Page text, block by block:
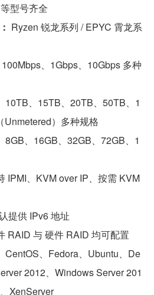
型号齐全
Ryzen 锐龙系列 / EPYC 霄龙系
100Mbps、1Gbps、10Gbps 多种
10TB、15TB、20TB、50TB、1
Unmetered）多种规格
8GB、16GB、32GB、72GB、1
IPMI、KVM over IP、按需 KVM
提供 IPv6 地址
RAID 与 硬件 RAID 均可配置
CentOS、Fedora、Ubuntu、De
2012、Windows Server 201
XenServer